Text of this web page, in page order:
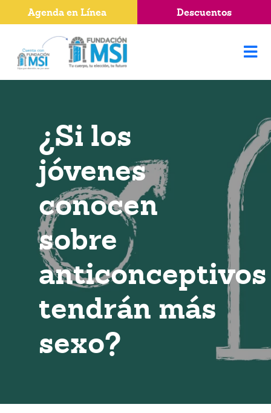
¿Si los
jóvenes
conocen
sobre
anticonceptivos
tendrán más
sexo?
Agenda en Línea Descuentos